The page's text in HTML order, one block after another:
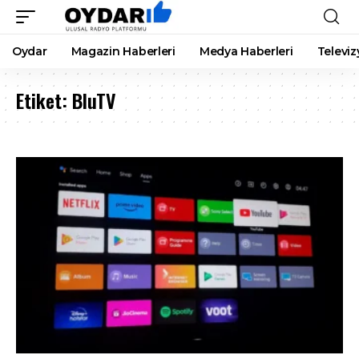
Oydar Magazin Haberleri Medya Haberleri
Etiket: BluTV